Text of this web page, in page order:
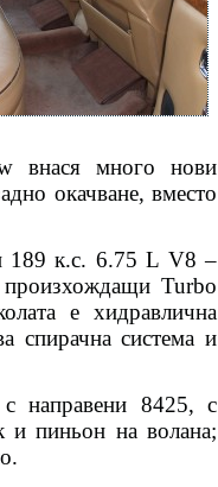
внася много нови
окачване, вместо
189 к.с. 6.75 L V8 –
произхождащи Turbo
е хидравлична
спирачна система и
направени 8425, с
и пиньон на волана;